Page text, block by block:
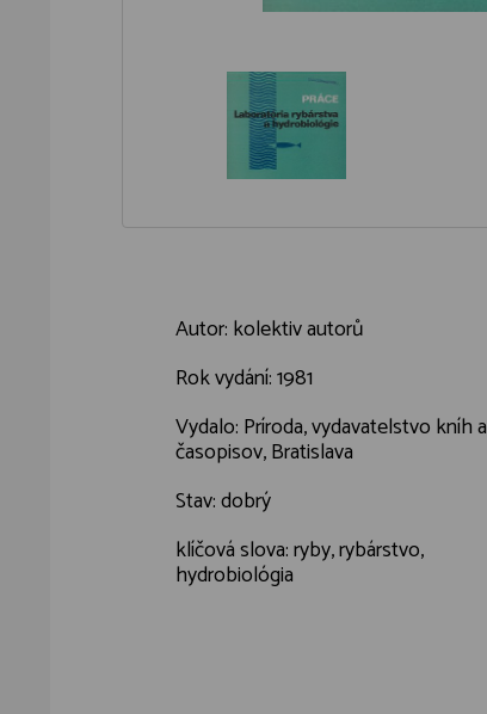
Autor: kolektiv autorů
Rok vydání: 1981
Vydalo: Príroda, vydavatelstvo kníh a
časopisov, Bratislava
Stav: dobrý
klíčová slova: ryby, rybárstvo,
hydrobiológia